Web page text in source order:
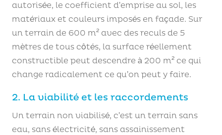
autorisée, le coefficient d’emprise au sol, les
matériaux et couleurs imposés en façade. Sur
un terrain de 600 m² avec des reculs de 5
mètres de tous côtés, la surface réellement
constructible peut descendre à 200 m² ce qui
change radicalement ce qu’on peut y faire.
2. La viabilité et les raccordements
Un terrain non viabilisé, c’est un terrain sans
eau, sans électricité, sans assainissement